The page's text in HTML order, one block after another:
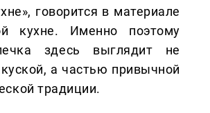
говорится в материале
кухне. Именно поэтому
здесь выглядит не
а частью привычной
традиции.